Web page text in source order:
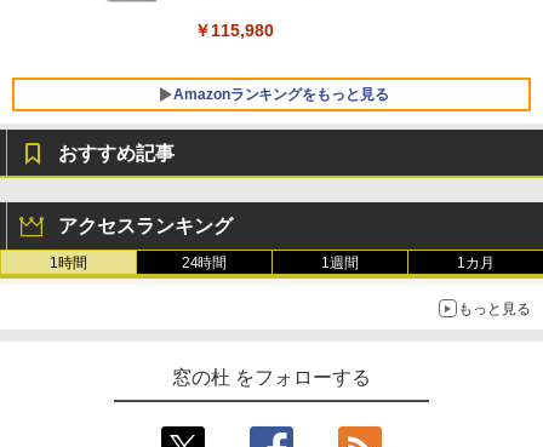
￥115,980
Amazonランキングをもっと見る
おすすめ記事
アクセスランキング
1時間 24時間 1週間 1カ月
もっと見る
窓の杜 をフォローする